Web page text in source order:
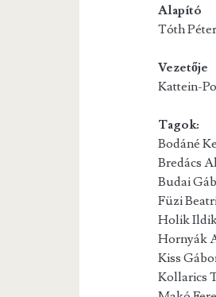
Alapító
Tóth
Vezetője
Kattein-
Tagok:
Bodáné
Bredács
Budai
Füzi
Holik
Hornyák
Kiss
Kollarics